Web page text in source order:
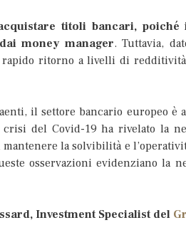
titoli bancari,
money manager. Tuttavia,
ritorno a livelli di
il settore bancario europeo è
del Covid-19 ha rivelato la
la solvibilità e
osservazioni evidenziano la
Investment Specialist del